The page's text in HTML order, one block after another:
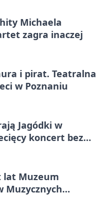
Michaela
zagra inaczej
i pirat. Teatralna
w Poznaniu
Jagódki w
koncert bez
lat Muzeum